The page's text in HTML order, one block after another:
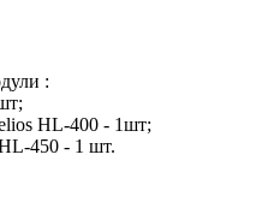
:
HL-400 - 1шт;
450 - 1 шт.